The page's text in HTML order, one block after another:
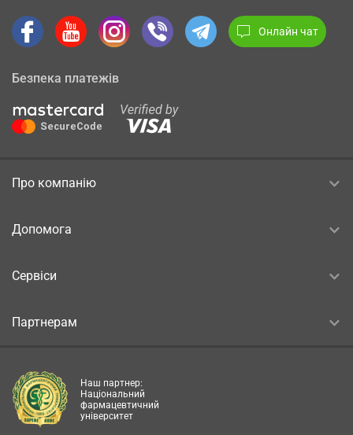
Онлайн чат
Безпека платежів
Про компанію
Допомога
Сервіси
Партнерам
Наш партнер:
Національний
фармацевтичний
університет